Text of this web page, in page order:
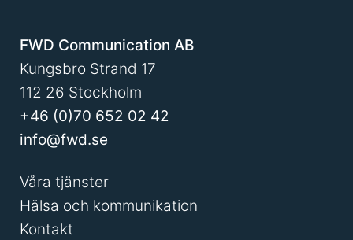
FWD Communication AB
Kungsbro Strand 17
112 26 Stockholm
+46 (0)70 652 02 42
info@fwd.se
Våra tjänster
Hälsa och kommunikation
Kontakt